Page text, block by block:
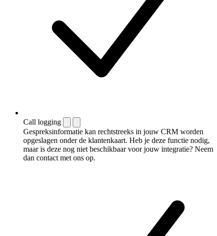
Call logging
Gespreksinformatie kan rechtstreeks in jouw CRM worden
opgeslagen onder de klantenkaart. Heb je deze functie nodig,
maar is deze nog niet beschikbaar voor jouw integratie? Neem
dan contact met ons op.